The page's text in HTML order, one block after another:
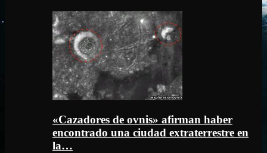
«Cazadores de ovnis» afirman haber
encontrado una ciudad extraterrestre en
la…